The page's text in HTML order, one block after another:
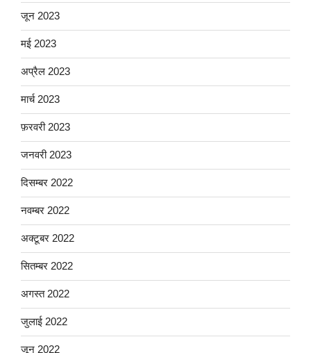
जून 2023
मई 2023
अप्रैल 2023
मार्च 2023
फ़रवरी 2023
जनवरी 2023
दिसम्बर 2022
नवम्बर 2022
अक्टूबर 2022
सितम्बर 2022
अगस्त 2022
जुलाई 2022
जून 2022